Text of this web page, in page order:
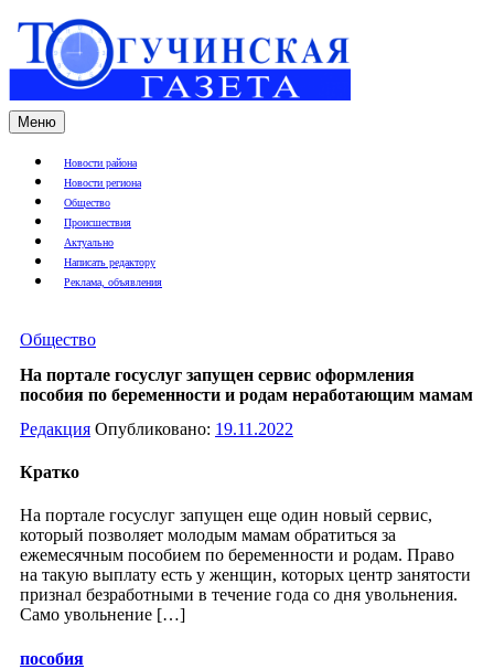
Меню
Новости района
Новости региона
Общество
Происшествия
Актуально
Написать редактору
Реклама, объявления
Общество
На портале госуслуг запущен сервис оформления
пособия по беременности и родам неработающим мамам
Редакция Опубликовано: 19.11.2022
Кратко
На портале госуслуг запущен еще один новый сервис,
который позволяет молодым мамам обратиться за
ежемесячным пособием по беременности и родам. Право
на такую выплату есть у женщин, которых центр занятости
признал безработными в течение года со дня увольнения.
Само увольнение […]
пособия